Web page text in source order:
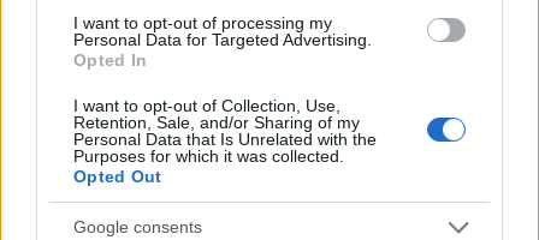
I want to opt-out of processing my
Personal Data for Targeted Advertising.
Opted In
I want to opt-out of Collection, Use,
Retention, Sale, and/or Sharing of my
Personal Data that Is Unrelated with the
Purposes for which it was collected.
Opted Out
Google consents
Scopri Calcio: il borgo lombardo ricco di storia e cultura
Francesca Lombardi · 6 Ago 2026